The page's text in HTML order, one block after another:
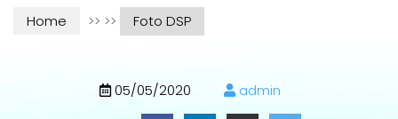
Home >> >> Foto DSP
05/05/2020 admin